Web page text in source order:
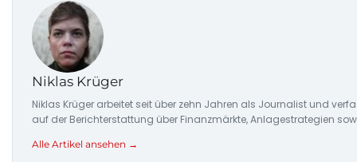
Niklas Krüger
Niklas Krüger arbeitet seit über zehn Jahren als Journalist und
auf der Berichterstattung über Finanzmärkte, Anlagestrategien
Alle Artikel ansehen →